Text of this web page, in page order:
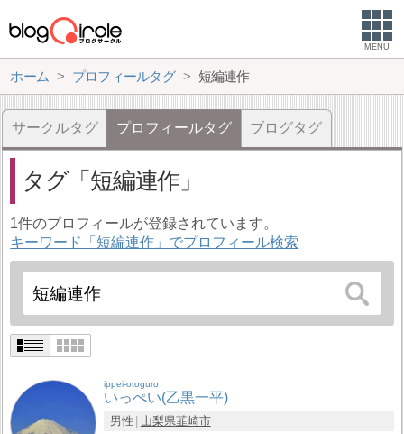
MENU
ホーム プロフィールタグ 短編連作
サークルタグ プロフィールタグ ブログタグ
タグ 短編連作
1件のプロフィールが登録されています。
キーワード「短編連作」でプロフィール検索
ippei-otoguro
いっぺい(乙黒一平)
男性 山梨県韮崎市